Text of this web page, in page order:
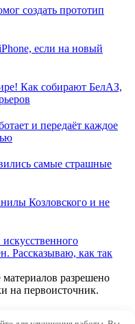
создать прототип
если на новый
Как собирают БелАЗ,
и передаёт каждое
самые страшные
Козловского и не
Рассказываю, как так
разрешено
на первоисточник.